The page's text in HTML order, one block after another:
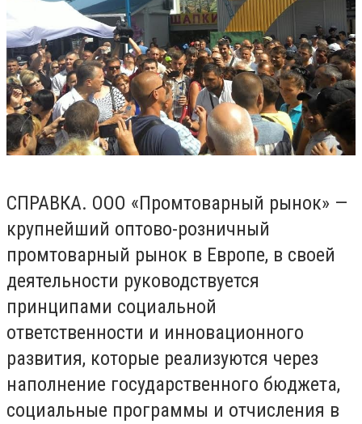
СПРАВКА. ООО «Промтоварный рынок» —
крупнейший оптово-розничный
промтоварный рынок в Европе, в своей
деятельности руководствуется
принципами социальной
ответственности и инновационного
развития, которые реализуются через
наполнение государственного бюджета,
социальные программы и отчисления в